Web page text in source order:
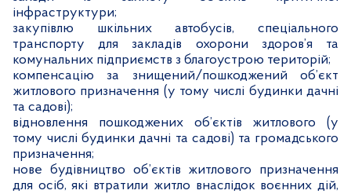
інфраструктури;
закупівлю шкільних автобусів, спеціального
транспорту для закладів охорони здоров’я та
комунальних підприємств з благоустрою територій;
компенсацію за знищений/пошкоджений об’єкт
житлового призначення (у тому числі будинки дачні
та садові);
відновлення пошкоджених об’єктів житлового (у
тому числі будинки дачні та садові) та громадського
призначення;
нове будівництво об’єктів житлового призначення
для осіб, які втратили житло внаслідок воєнних дій,